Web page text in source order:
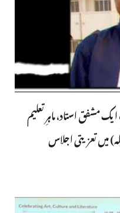
مشفق استاد، ماہرِتعلیم
میں تعزیتی اجلاس